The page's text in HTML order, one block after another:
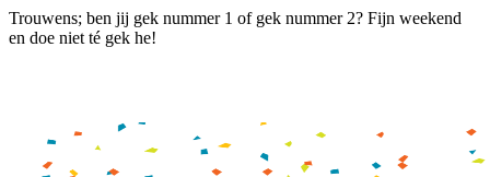
Trouwens; ben jij gek nummer 1 of gek nummer 2? Fijn weekend
en doe niet té gek he!